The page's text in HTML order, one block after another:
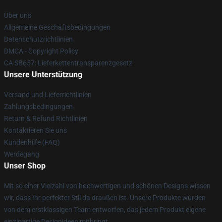
Über uns
Allgemeine Geschäftsbedingungen
Datenschutzrichtlinien
DMCA - Copyright Policy
CA SB657: Lieferkettentransparenzgesetz
Unsere Unterstützung
Versand und Lieferrichtlinien
Zahlungsbedingungen
Return & Refund Richtlinien
Kontaktieren Sie uns
Kundenhilfe (FAQ)
Werdegang
Unser Shop
Mit so einer Vielzahl von hochwertigen und schönen Designs wissen
wir, dass Ihr perfekter Stil da draußen ist. Unsere Produkte wurden
von dem erstklassigen Team entworfen, das jedem Produkt eigene